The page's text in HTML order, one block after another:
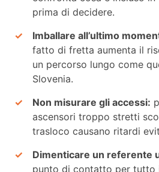
prima di decidere.
Imballare all’ultimo
fatto di fretta aumenta il
un percorso lungo come
Slovenia.
Non misurare gli accessi:
ascensori troppo stretti
trasloco causano ritardi
Dimenticare un referente
punto di contatto per tutto